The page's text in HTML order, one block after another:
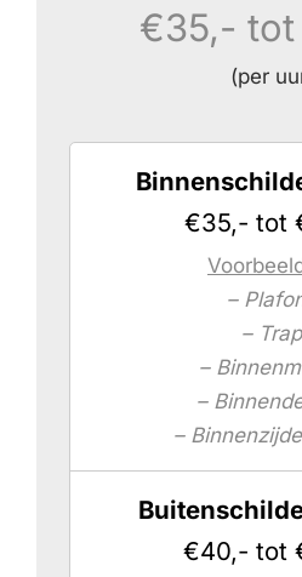
€35,-
(per
€35,- tot
–
– Trap
–
–
–
€40,- tot